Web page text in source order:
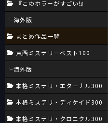
『このホラーがすごい!』
海外版
まとめ作品一覧
東西ミステリーベスト100
海外版
本格ミステリ・エターナル300
本格ミステリ・ディケイド300
本格ミステリ・クロニクル300